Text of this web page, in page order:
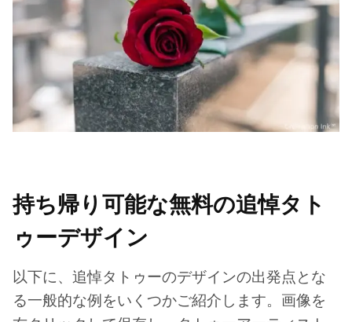
持ち帰り可能な無料の追悼タト
ゥーデザイン
以下に、追悼タトゥーのデザインの出発点とな
る一般的な例をいくつかご紹介します。画像を